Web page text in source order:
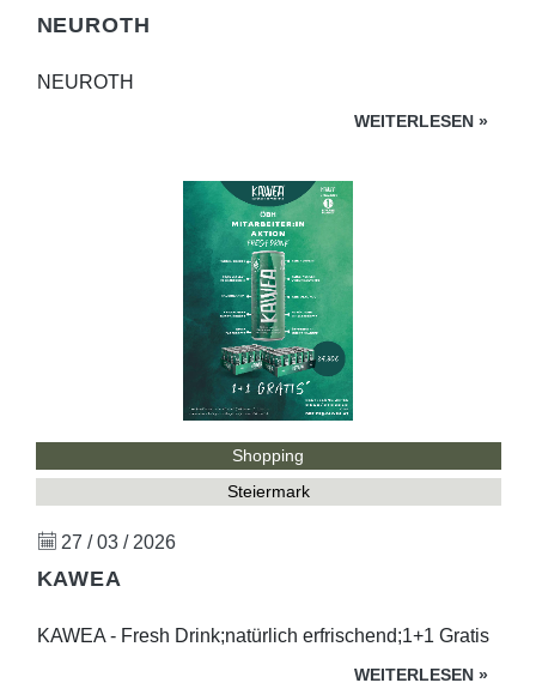
NEUROTH
NEUROTH
WEITERLESEN »
Shopping
Steiermark
27 / 03 / 2026
KAWEA
KAWEA - Fresh Drink;natürlich erfrischend;1+1 Gratis
WEITERLESEN »